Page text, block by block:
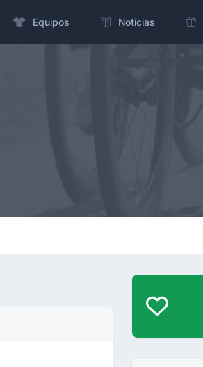
Equipos Noticias